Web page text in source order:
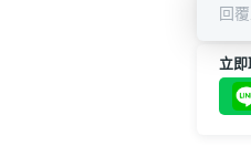
立
回